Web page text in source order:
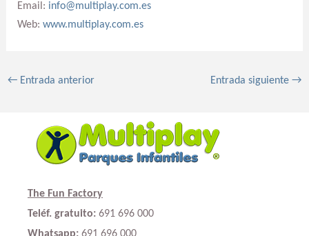
Email: info@multiplay.com.es
Web: www.multiplay.com.es
←Entrada anterior Entrada siguiente→
The Fun Factory
Teléf. gratuito: 691 696 000
Whatsapp: 691 696 000